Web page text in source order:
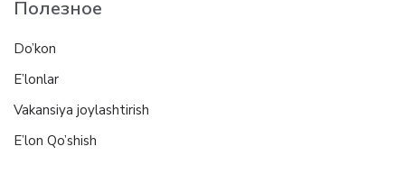
Полезное
Do’kon
E’lonlar
Vakansiya joylashtirish
E’lon Qo’shish